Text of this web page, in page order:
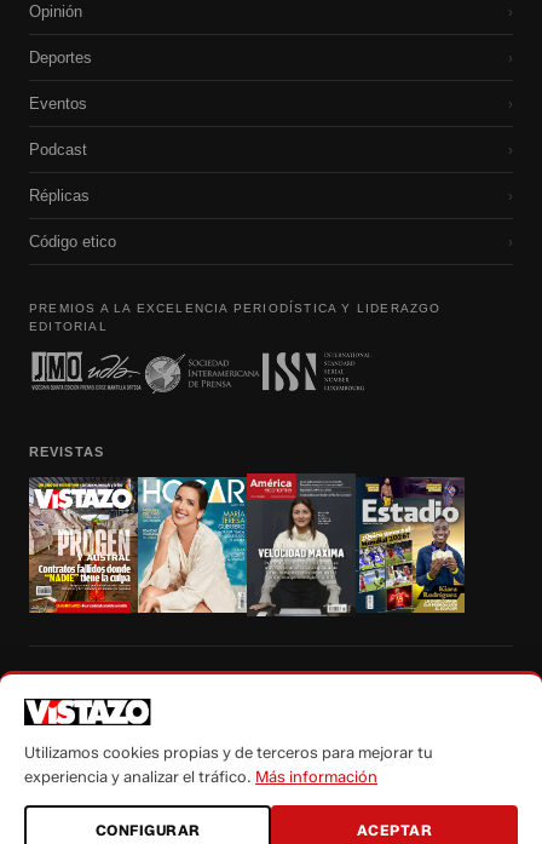
Opinión ›
Deportes ›
Eventos ›
Podcast ›
Réplicas ›
Código etico ›
PREMIOS A LA EXCELENCIA PERIODÍSTICA Y LIDERAZGO
EDITORIAL
REVISTAS
autorización escrita de su titular, de todos los contenidos de Vistazo.com.
Utilizamos cookies propias y de terceros para mejorar tu
experiencia y analizar el tráfico. Más información
CONFIGURAR ACEPTAR